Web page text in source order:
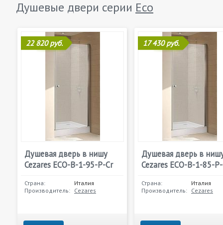
Душевые двери серии Eco
22 820 руб.
Душевая дверь в нишу
Cezares ECO-B-1-95-P-Cr
Страна:
Италия
Производитель: Cezares
17 430 руб.
Душевая дверь в
Cezares ECO-B-1-85-
Страна:
Италия
Производитель: Cezares